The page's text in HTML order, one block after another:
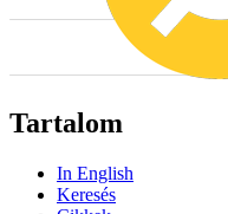
Tartalom
In English
Keresés